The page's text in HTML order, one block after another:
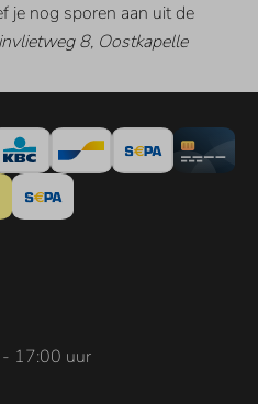
je nog sporen aan uit de
8, Oostkapelle
- 17:00 uur